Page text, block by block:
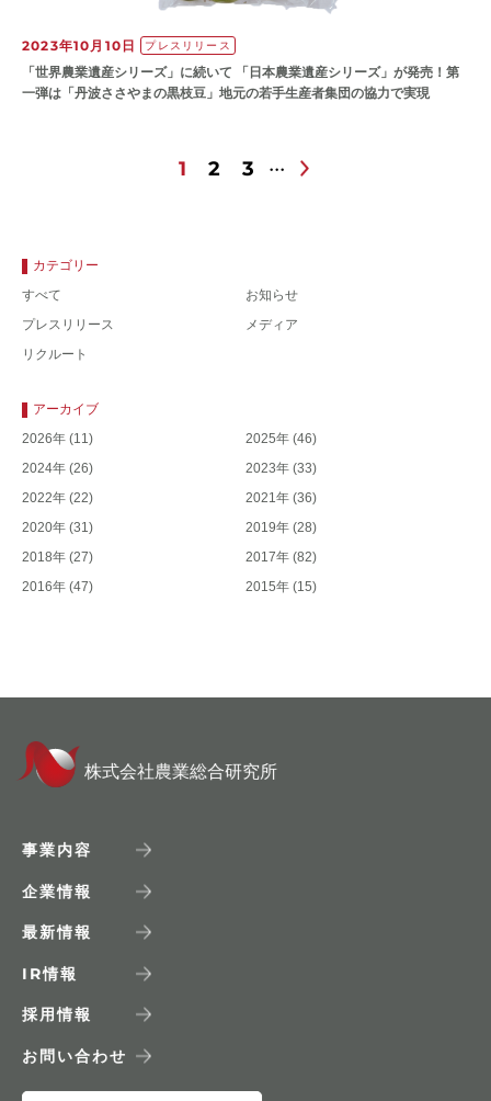
2023年10月10日 プレスリリース
「世界農業遺産シリーズ」に続いて 「日本農業遺産シリーズ」が発売！第
一弾は「丹波ささやまの黒枝豆」地元の若手生産者集団の協力で実現
1 2 3
カテゴリー
すべて
お知らせ
プレスリリース
メディア
リクルート
アーカイブ
2026年 (11) 2025年 (46)
2024年 (26) 2023年 (33)
2022年 (22) 2021年 (36)
2020年 (31) 2019年 (28)
2018年 (27) 2017年 (82)
2016年 (47) 2015年 (15)
株式会社農業総合研究所
事業内容
企業情報
最新情報
IR情報
採用情報
お問い合わせ